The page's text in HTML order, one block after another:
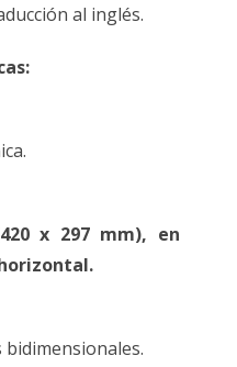
al inglés.
x 297 mm), en